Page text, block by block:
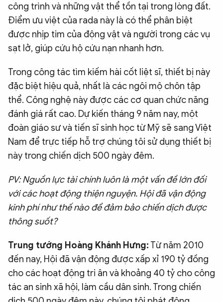
công trình và những vật thể tồn tại trong lòng đất.
Điểm ưu việt của rada này là có thể phân biệt
được nhịp tim của động vật và người trong các vụ
sạt lở, giúp cứu hộ cứu nạn nhanh hơn.
Trong công tác tìm kiếm hài cốt liệt sĩ, thiết bị này
đặc biệt hiệu quả, nhất là các ngôi mộ chôn tập
thể. Công nghệ này được các cơ quan chức năng
đánh giá rất cao. Dự kiến tháng 9 năm nay, một
đoàn giáo sư và tiến sĩ sinh học từ Mỹ sẽ sang Việt
Nam để trực tiếp hỗ trợ chúng tôi sử dụng thiết bị
này trong chiến dịch 500 ngày đêm.
PV: Nguồn lực tài chính luôn là một vấn đề lớn đối
với các hoạt động thiện nguyện. Hội đã vận động
kinh phí như thế nào để đảm bảo chiến dịch được
thông suốt?
Trung tướng Hoàng Khánh Hưng: Từ năm 2010
đến nay, Hội đã vận động được xấp xỉ 190 tỷ đồng
cho các hoạt động tri ân và khoảng 40 tỷ cho công
tác an sinh xã hội, làm cầu dân sinh. Trong chiến